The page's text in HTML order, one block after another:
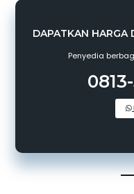
DAPATKAN HARGA
Penyedia